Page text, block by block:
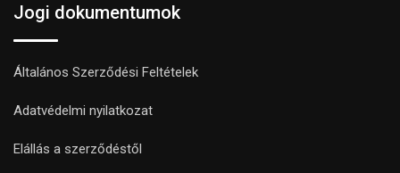
Jogi dokumentumok
Általános Szerződési Feltételek
Adatvédelmi nyilatkozat
Elállás a szerződéstől